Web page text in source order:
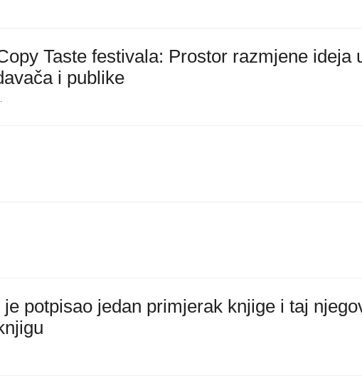
Taste festivala: Prostor razmjene ideja
i publike
potpisao jedan primjerak knjige i taj